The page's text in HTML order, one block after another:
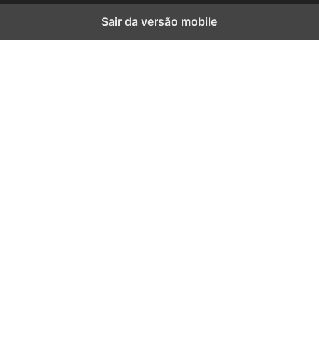
Sair da versão mobile